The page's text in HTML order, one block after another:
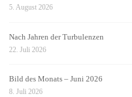
5. August 2026
Nach Jahren der Turbulenzen
22. Juli 2026
Bild des Monats – Juni 2026
8. Juli 2026